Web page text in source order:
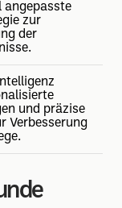
angepasste
zur
der
und präzise
Verbesserung